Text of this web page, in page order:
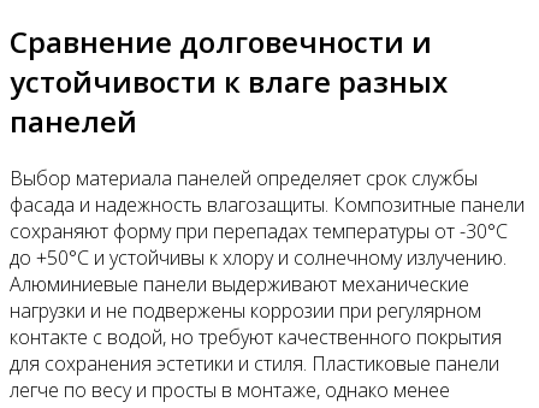
Сравнение долговечности и
устойчивости к влаге разных
панелей
Выбор материала панелей определяет срок службы
фасада и надежность влагозащиты. Композитные панели
сохраняют форму при перепадах температуры от -30°C
до +50°C и устойчивы к хлору и солнечному излучению.
Алюминиевые панели выдерживают механические
нагрузки и не подвержены коррозии при регулярном
контакте с водой, но требуют качественного покрытия
для сохранения эстетики и стиля. Пластиковые панели
легче по весу и просты в монтаже, однако менее